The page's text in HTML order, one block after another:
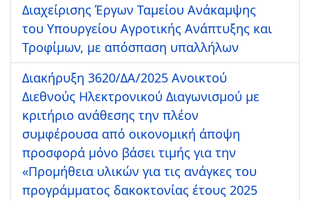
Διαχείρισης Έργων Ταμείου Ανάκαμψης
του Υπουργείου Αγροτικής Ανάπτυξης και
Τροφίμων, με απόσπαση υπαλλήλων
Διακήρυξη 3620/ΔΑ/2025 Ανοικτού
Διεθνούς Ηλεκτρονικού Διαγωνισμού με
κριτήριο ανάθεσης την πλέον
συμφέρουσα από οικονομική άποψη
προσφορά μόνο βάσει τιμής για την
«Προμήθεια υλικών για τις ανάγκες του
προγράμματος δακοκτονίας έτους 2025